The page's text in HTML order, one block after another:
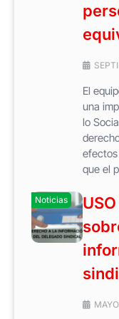
El
una
lo
que el
Noticias